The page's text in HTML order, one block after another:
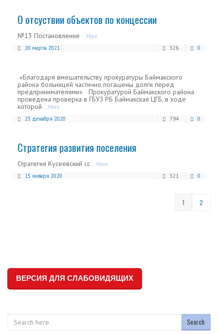
О отсуствии объектов по концессии
№13 Постановление ...More
20 марта 2021
528 0
«Благодаря вмешательству прокуратуры Баймакского
района больницей частично погашены долги перед
предпринимателями» Прокуратурой Баймакского района
проведена проверка в ГБУЗ РБ Баймакская ЦГБ, в ходе
которой ...More
25 декабря 2020
794 0
Стратегия развития поселения
Стратегия Кусеевский сс ...More
15 января 2020
521 0
1 2
ВЕРСИЯ ДЛЯ СЛАБОВИДЯЩИХ